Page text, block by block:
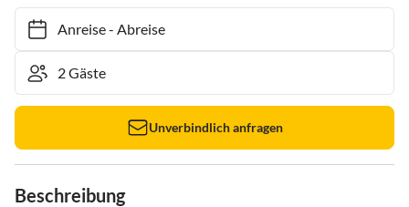
Anreise- Abreise
Unverbindlich anfragen
Beschreibung